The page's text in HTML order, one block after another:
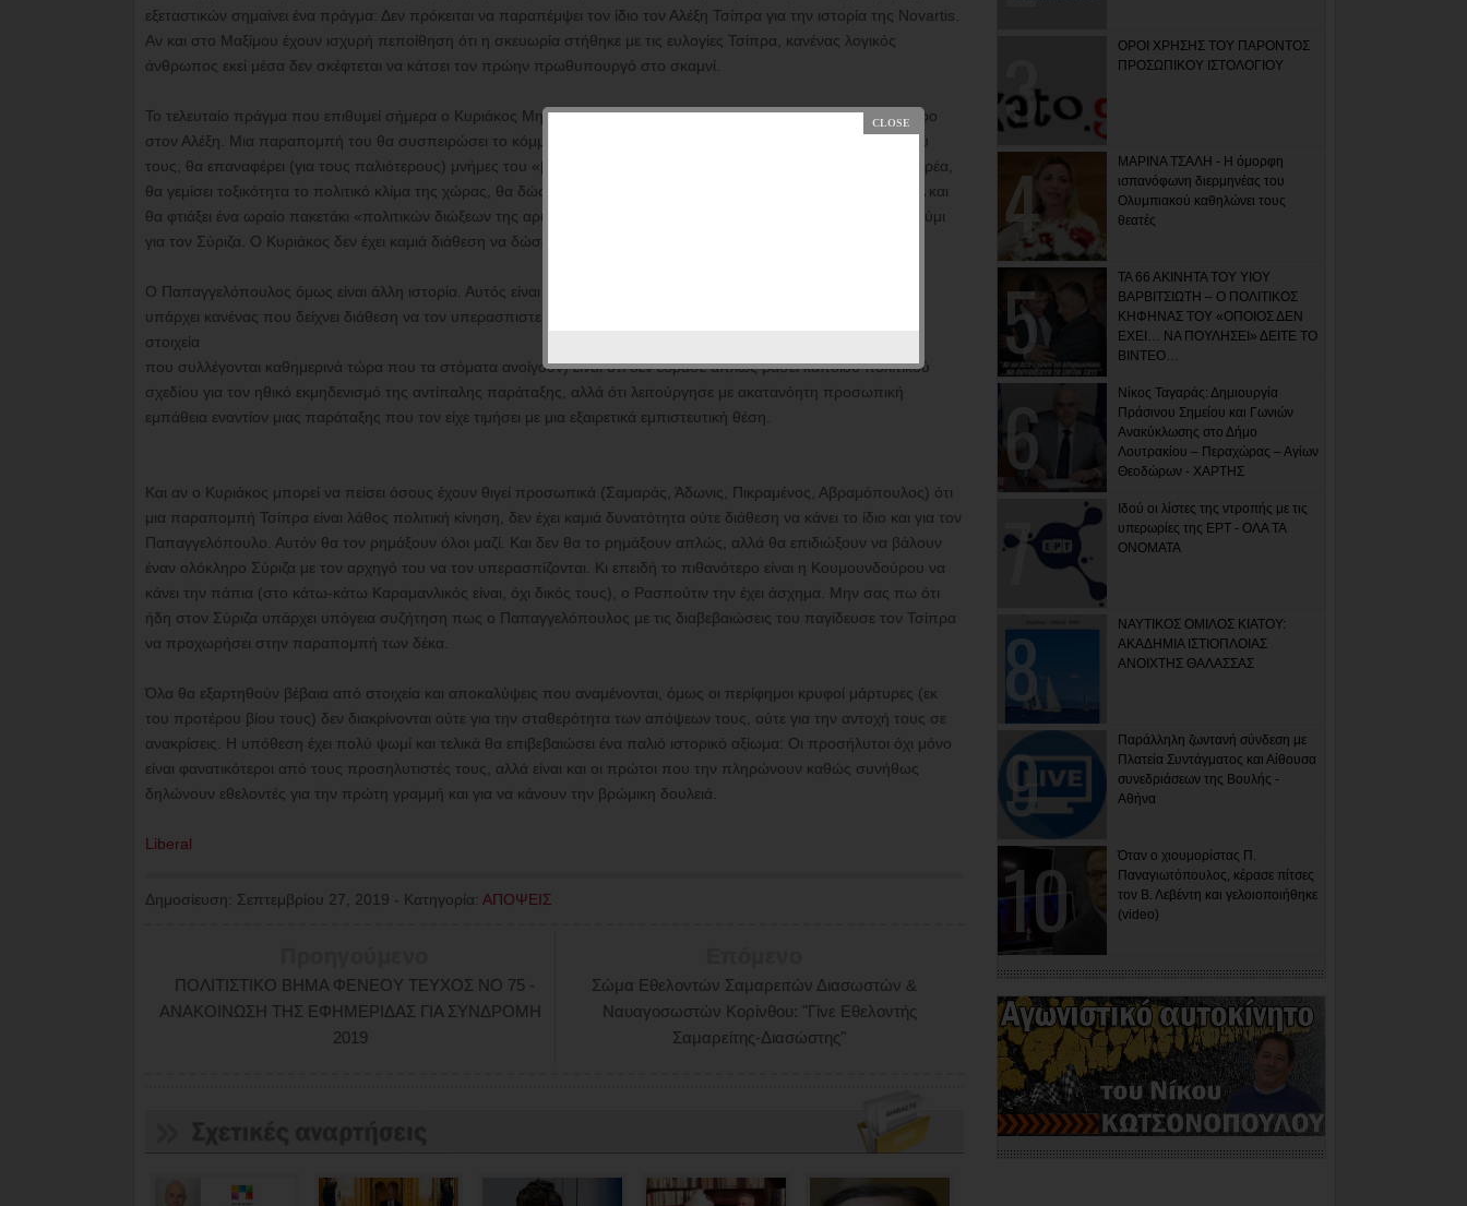
εξεταστικών σημαίνει ένα πράγμα: Δεν πρόκειται να παραπέμψει τον ίδιο τον Αλέξη Τσίπρα για την ιστορία της Novartis.
Αν και στο Μαξίμου έχουν ισχυρή πεποίθηση ότι η σκευωρία στήθηκε με τις ευλογίες Τσίπρα, κανένας λογικός
άνθρωπος εκεί μέσα δεν σκέφτεται να κάτσει τον πρώην πρωθυπουργό στο σκαμνί.
Το τελευταίο πράγμα που επιθυμεί σήμερα ο Κυριάκος Μητσοτάκης είναι να κάνει ένα τόσο πολύτιμο πολιτικό δώρο
στον Αλέξη. Μια παραπομπή του θα συσπειρώσει το κόμμα και τους οπαδούς του στην υπεράσπιση του αρχηγού
τους, θα επαναφέρει (για τους παλιότερους) μνήμες του «βρώμικου ’89» με τις αναπόφευκτες ταυτίσεις Αλέξη-Ανδρέα,
θα γεμίσει τοξικότητα το πολιτικό κλίμα της χώρας, θα δώσει χώρο στους πιο απερίσκεπτα ακραίους εντός της ΝΔ και
θα φτιάξει ένα ωραίο πακετάκι «πολιτικών διώξεων της αριστεράς από μια ρεβανσιστική Δεξιά» που θα είναι λουκούμι
για τον Σύριζα. Ο Κυριάκος δεν έχει καμιά διάθεση να δώσει αυτό το φιλί της ζωής στον Αλέξη.
Ο Παπαγγελόπουλος όμως είναι άλλη ιστορία. Αυτός είναι ακάλυπτος από εκατό μεριές, ενώ αυτή την στιγμή δεν
υπάρχει κανένας που δείχνει διάθεση να τον υπερασπιστεί. Η πεποίθηση που υπάρχει στην ΝΔ (ενισχυμένη από
στοιχεία
που συλλέγονται καθημερινά τώρα που τα στόματα ανοίγουν) είναι ότι δεν έδρασε απλώς βάσει κάποιου πολιτικού
σχεδίου για τον ηθικό εκμηδενισμό της αντίπαλης παράταξης, αλλά ότι λειτούργησε με ακατανόητη προσωπική
εμπάθεια εναντίον μιας παράταξης που τον είχε τιμήσει με μια εξαιρετικά εμπιστευτική θέση.
Και αν ο Κυριάκος μπορεί να πείσει όσους έχουν θιγεί προσωπικά (Σαμαράς, Άδωνις, Πικραμένος, Αβραμόπουλος) ότι
μια παραπομπή Τσίπρα είναι λάθος πολιτική κίνηση, δεν έχει καμιά δυνατότητα ούτε διάθεση να κάνει το ίδιο και για τον
Παπαγγελόπουλο. Αυτόν θα τον ρημάξουν όλοι μαζί. Και δεν θα το ρημάξουν απλώς, αλλά θα επιδιώξουν να βάλουν
έναν ολόκληρο Σύριζα με τον αρχηγό του να τον υπερασπίζονται. Κι επειδή το πιθανότερο είναι η Κουμουνδούρου να
κάνει την πάπια (στο κάτω-κάτω Καραμανλικός είναι, όχι δικός τους), ο Ρασπούτιν την έχει άσχημα. Μην σας πω ότι
ήδη στον Σύριζα υπάρχει υπόγεια συζήτηση πως ο Παπαγγελόπουλος με τις διαβεβαιώσεις του παγίδευσε τον Τσίπρα
να προχωρήσει στην παραπομπή των δέκα.
Όλα θα εξαρτηθούν βέβαια από στοιχεία και αποκαλύψεις που αναμένονται, όμως οι περίφημοι κρυφοί μάρτυρες (εκ
του προτέρου βίου τους) δεν διακρίνονται ούτε για την σταθερότητα των απόψεων τους, ούτε για την αντοχή τους σε
ανακρίσεις. Η υπόθεση έχει πολύ ψωμί και τελικά θα επιβεβαιώσει ένα παλιό ιστορικό αξίωμα: Οι προσήλυτοι όχι μόνο
είναι φανατικότεροι από τους προσηλυτιστές τους, αλλά είναι και οι πρώτοι που την πληρώνουν καθώς συνήθως
δηλώνουν εθελοντές για την πρώτη γραμμή και για να κάνουν την βρώμικη δουλειά.
Liberal
Δημοσίευση: Σεπτεμβρίου 27, 2019 - Κατηγορία: ΑΠΟΨΕΙΣ
Σώμα Εθελοντών Σαμαρειτών Διασωστών &
Ναυαγοσωστών Κορίνθου: "Γίνε Εθελοντής
Σαμαρείτης-Διασώστης"
ΠΟΛΙΤΙΣΤΙΚΟ ΒΗΜΑ ΦΕΝΕΟΥ ΤΕΥΧΟΣ ΝΟ 75 -
ΑΝΑΚΟΙΝΩΣΗ ΤΗΣ ΕΦΗΜΕΡΙΔΑΣ ΓΙΑ ΣΥΝΔΡΟΜΗ
2019
ΟΡΟΙ ΧΡΗΣΗΣ ΤΟΥ ΠΑΡΟΝΤΟΣ
ΠΡΟΣΩΠΙΚΟΥ ΙΣΤΟΛΟΓΙΟΥ
ΜΑΡΙΝΑ ΤΣΑΛΗ - Η όμορφη
ισπανόφωνη διερμηνέας του
Ολυμπιακού καθηλώνει τους
θεατές
ΤΑ 66 ΑΚΙΝΗΤΑ ΤΟΥ ΥΙΟΥ
ΒΑΡΒΙΤΣΙΩΤΗ – Ο ΠΟΛΙΤΙΚΟΣ
ΚΗΦΗΝΑΣ ΤΟΥ «ΟΠΟΙΟΣ ΔΕΝ
ΕΧΕΙ… ΝΑ ΠΟΥΛΗΣΕΙ» ΔΕΙΤΕ ΤΟ
ΒΙΝΤΕΟ…
Νίκος Ταγαράς: Δημιουργία
Πράσινου Σημείου και Γωνιών
Ανακύκλωσης στο Δήμο
Λουτρακίου – Περαχώρας – Αγίων
Θεοδώρων - ΧΑΡΤΗΣ
Ιδού οι λίστες της ντροπής με τις
υπερωρίες της ΕΡΤ - ΟΛΑ ΤΑ
ΟΝΟΜΑΤΑ
ΝΑΥΤΙΚΟΣ ΟΜΙΛΟΣ ΚΙΑΤΟΥ:
ΑΚΑΔΗΜΙΑ ΙΣΤΙΟΠΛΟΙΑΣ
ΑΝΟΙΧΤΗΣ ΘΑΛΑΣΣΑΣ
Παράλληλη ζωντανή σύνδεση με
Πλατεία Συντάγματος και Αίθουσα
συνεδριάσεων της Βουλής -
Αθήνα
Όταν ο χιουμορίστας Π.
Παναγιωτόπουλος, κέρασε πίτσες
τον Β. Λεβέντη και γελοιοποιήθηκε
(video)